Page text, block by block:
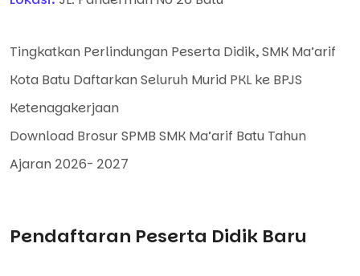
Tingkatkan Perlindungan Peserta Didik, SMK Ma’arif
Kota Batu Daftarkan Seluruh Murid PKL ke BPJS
Ketenagakerjaan
Download Brosur SPMB SMK Ma’arif Batu Tahun
Ajaran 2026- 2027
Pendaftaran Peserta Didik Baru